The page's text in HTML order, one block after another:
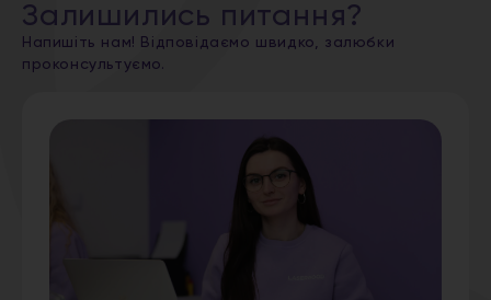
Залишились питання?
Напишіть нам! Відповідаємо швидко, залюбки
проконсультуємо.